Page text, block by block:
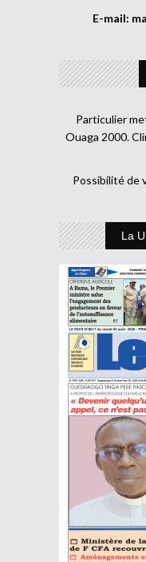
E-mail:
Particulier
Ouaga 2000.
Possibilité de
La